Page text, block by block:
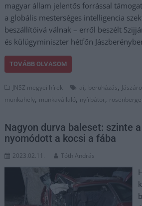
magyar állam jelentős forrással
a globális mesterséges intelligencia
beszállítóivá válnak – erről beszélt
és külügyminiszter hétfőn
TOVÁBB OLVASOM
JNSZ megyei hírek ai, beruházás,
munkahely, munkavállaló, nyírbátor,
Nagyon durva baleset: szinte
nyomódott a kocsi a fába
2023.02.11. Tóth András